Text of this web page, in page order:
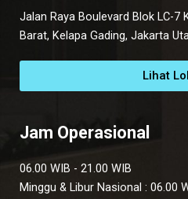
Jalan Raya Boulevard Blok LC-7
Barat, Kelapa Gading, Jakarta
Lihat
Jam Operasional
06.00 WIB - 21.00 WIB
Minggu & Libur Nasional : 06.00